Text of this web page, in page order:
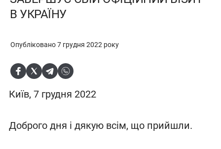
В УКРАЇНУ
Опубліковано 7 грудня 2022 року
Київ, 7 грудня 2022
Доброго дня і дякую всім, що прийшли.